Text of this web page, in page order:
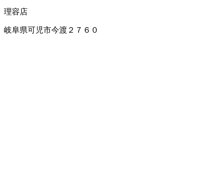
理容店
岐阜県可児市今渡２７６０